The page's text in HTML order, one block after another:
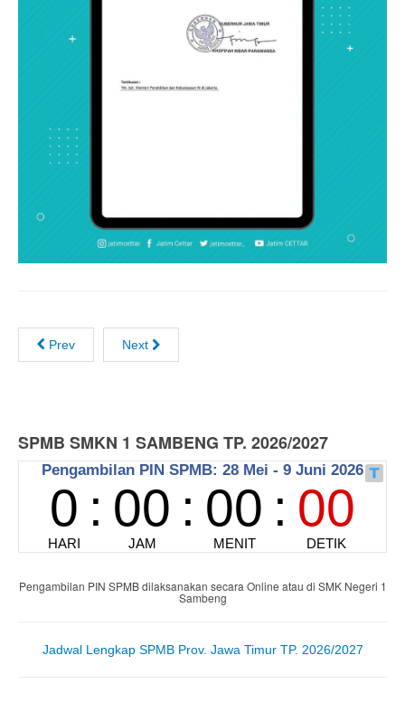
Prev Next
SPMB SMKN 1 SAMBENG TP. 2026/2027
Pengambilan PIN SPMB dilaksanakan secara Online atau di SMK Negeri 1
Sambeng
Jadwal Lengkap SPMB Prov. Jawa Timur TP. 2026/2027